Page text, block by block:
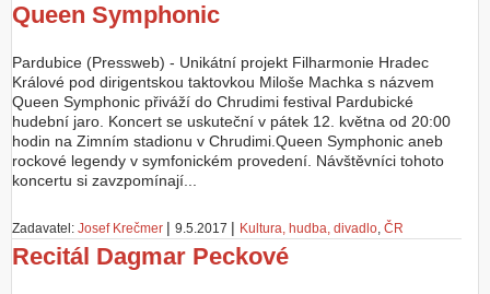
Queen Symphonic
Pardubice (Pressweb) - Unikátní projekt Filharmonie Hradec
Králové pod dirigentskou taktovkou Miloše Machka s názvem
Queen Symphonic přiváží do Chrudimi festival Pardubické
hudební jaro. Koncert se uskuteční v pátek 12. května od 20:00
hodin na Zimním stadionu v Chrudimi.Queen Symphonic aneb
rockové legendy v symfonickém provedení. Návštěvníci tohoto
koncertu si zavzpomínají...
Zadavatel: Josef Krečmer | 9.5.2017 | Kultura, hudba, divadlo, ČR
Recitál Dagmar Peckové